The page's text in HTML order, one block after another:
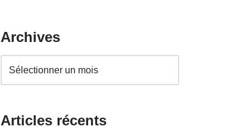
Archives
Articles récents